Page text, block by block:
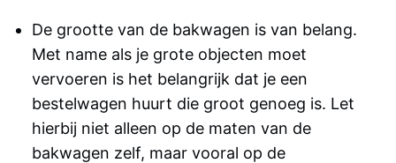
De grootte van de bakwagen is van belang.
Met name als je grote objecten moet
vervoeren is het belangrijk dat je een
bestelwagen huurt die groot genoeg is. Let
hierbij niet alleen op de maten van de
bakwagen zelf, maar vooral op de